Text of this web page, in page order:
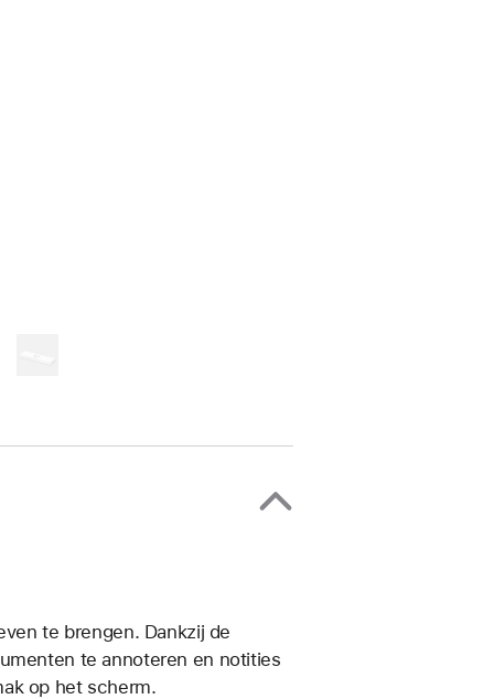
te brengen. Dankzij de
te annoteren en notities
op het scherm.